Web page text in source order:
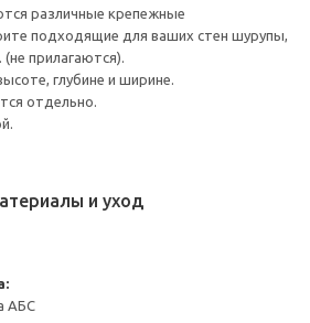
различные крепежные
подходящие для ваших стен шурупы,
прилагаются).
глубине и ширине.
отдельно.
и уход
АБС